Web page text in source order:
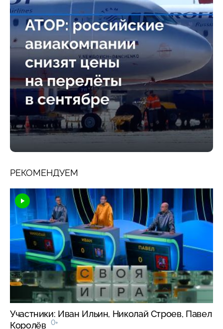
РЕКОМЕНДУЕМ
Участники: Иван Ильин, Николай Строев, Павел
Королёв
0+